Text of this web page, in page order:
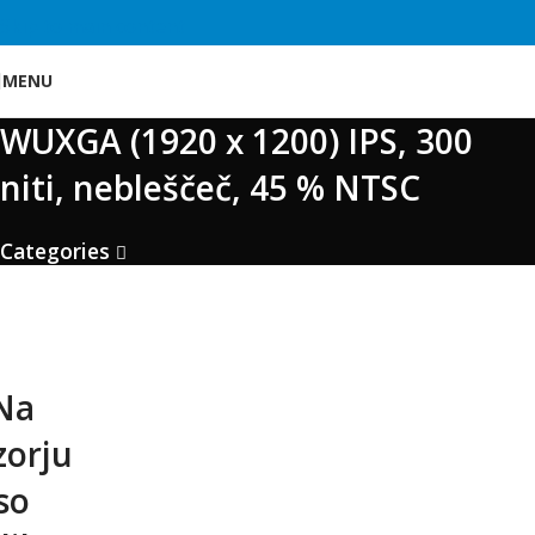
MENU
WUXGA (1920 x 1200) IPS, 300
niti, nebleščeč, 45 % NTSC
Categories